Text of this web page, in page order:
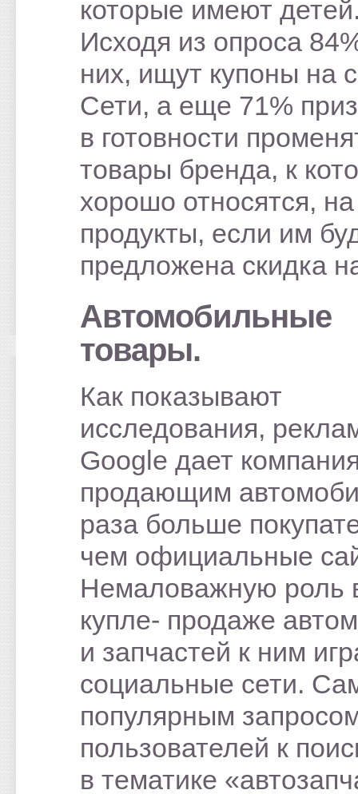
которые имеют
Исходя из опроса
них, ищут купоны на
Сети, а еще 71%
в готовности
товары бренда, к
хорошо относятся,
продукты, если им
предложена скидка
Автомобильные
товары.
Как показывают
исследования,
Google дает
продающим
раза больше
чем официальные
Немаловажную роль
купле- продаже
и запчастей к ним
социальные сети.
популярным
пользователей к
в тематике